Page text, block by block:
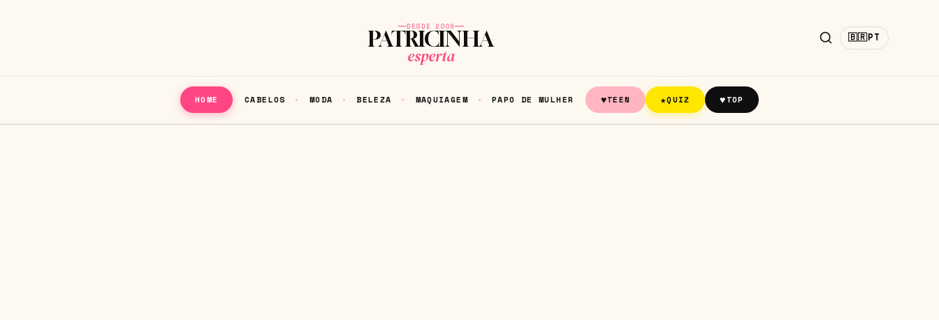
DESDE 2009
PATRICINHA
esperta
🇧🇷PT
HOME CABELOS MODA BELEZA MAQUIAGEM PAPO DE MULHER ♥TEEN ★QUIZ ♥TOP